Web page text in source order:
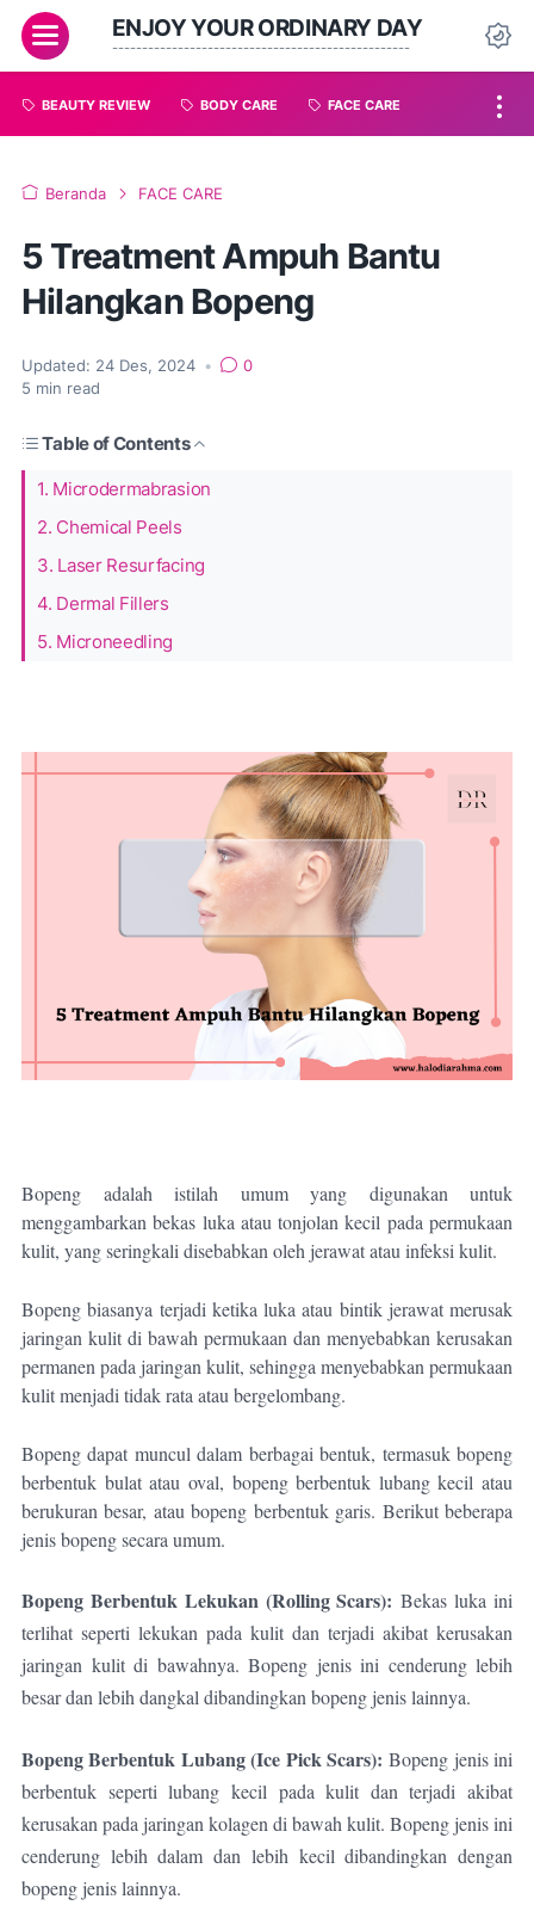
ENJOY YOUR ORDINARY DAY
--------------------------------------------------
BEAUTY REVIEW BODY CARE FACE CARE
Beranda FACE CARE
5 Treatment Ampuh Bantu
Hilangkan Bopeng
Updated: 24 Des, 2024 •
0
5 min read
Table of Contents
1. Microdermabrasion
2. Chemical Peels
3. Laser Resurfacing
4. Dermal Fillers
5. Microneedling
Bopeng adalah istilah umum yang digunakan untuk
menggambarkan bekas luka atau tonjolan kecil pada permukaan
kulit, yang seringkali disebabkan oleh jerawat atau infeksi kulit.
Bopeng biasanya terjadi ketika luka atau bintik jerawat merusak
jaringan kulit di bawah permukaan dan menyebabkan kerusakan
permanen pada jaringan kulit, sehingga menyebabkan permukaan
kulit menjadi tidak rata atau bergelombang.
Bopeng dapat muncul dalam berbagai bentuk, termasuk bopeng
berbentuk bulat atau oval, bopeng berbentuk lubang kecil atau
berukuran besar, atau bopeng berbentuk garis. Berikut beberapa
jenis bopeng secara umum.
Bopeng Berbentuk Lekukan (Rolling Scars): Bekas luka ini
terlihat seperti lekukan pada kulit dan terjadi akibat kerusakan
jaringan kulit di bawahnya. Bopeng jenis ini cenderung lebih
besar dan lebih dangkal dibandingkan bopeng jenis lainnya.
Bopeng Berbentuk Lubang (Ice Pick Scars): Bopeng jenis ini
berbentuk seperti lubang kecil pada kulit dan terjadi akibat
kerusakan pada jaringan kolagen di bawah kulit. Bopeng jenis ini
cenderung lebih dalam dan lebih kecil dibandingkan dengan
bopeng jenis lainnya.